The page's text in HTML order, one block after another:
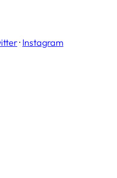
· Instagram